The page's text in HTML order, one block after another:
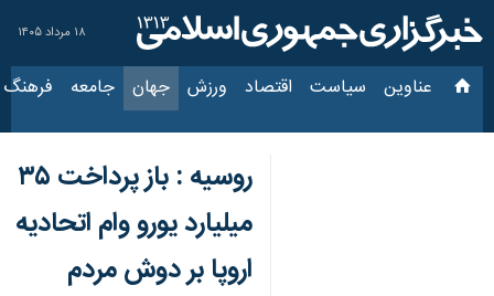
۱۸ مرداد ۱۴۰۵
عناوین‌ سیاست اقتصاد ورزش جهان جامعه فرهنگ
روسیه : باز پرداخت ۳۵
میلیارد یورو وام اتحادیه
اروپا بر دوش مردم